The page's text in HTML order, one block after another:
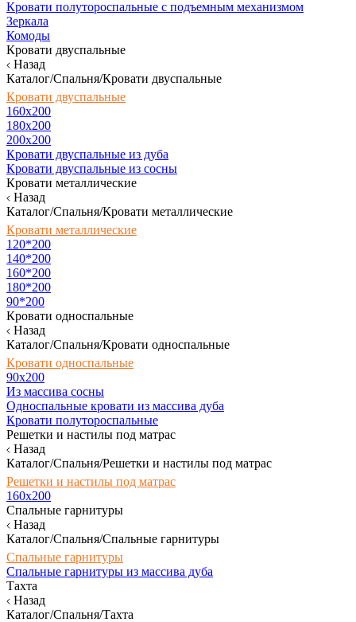
Кровати полутороспальные с подъемным механизмом
Зеркала
Комоды
Кровати двуспальные
Назад
Каталог/Спальня/Кровати двуспальные
Кровати двуспальные
160х200
180x200
200x200
Кровати двуспальные из дуба
Кровати двуспальные из сосны
Кровати металлические
Назад
Каталог/Спальня/Кровати металлические
Кровати металлические
120*200
140*200
160*200
180*200
90*200
Кровати односпальные
Назад
Каталог/Спальня/Кровати односпальные
Кровати односпальные
90х200
Из массива сосны
Односпальные кровати из массива дуба
Кровати полутороспальные
Решетки и настилы под матрас
Назад
Каталог/Спальня/Решетки и настилы под матрас
Решетки и настилы под матрас
160х200
Спальные гарнитуры
Назад
Каталог/Спальня/Спальные гарнитуры
Спальные гарнитуры
Спальные гарнитуры из массива дуба
Тахта
Назад
Каталог/Спальня/Тахта